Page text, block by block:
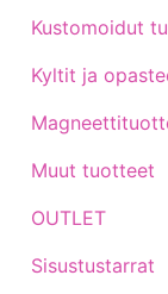
Kustomoidut
Kyltit ja
Muut tuotteet
OUTLET
Sisustustarrat